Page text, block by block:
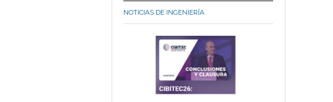
NOTICIAS DE INGENIERÍA